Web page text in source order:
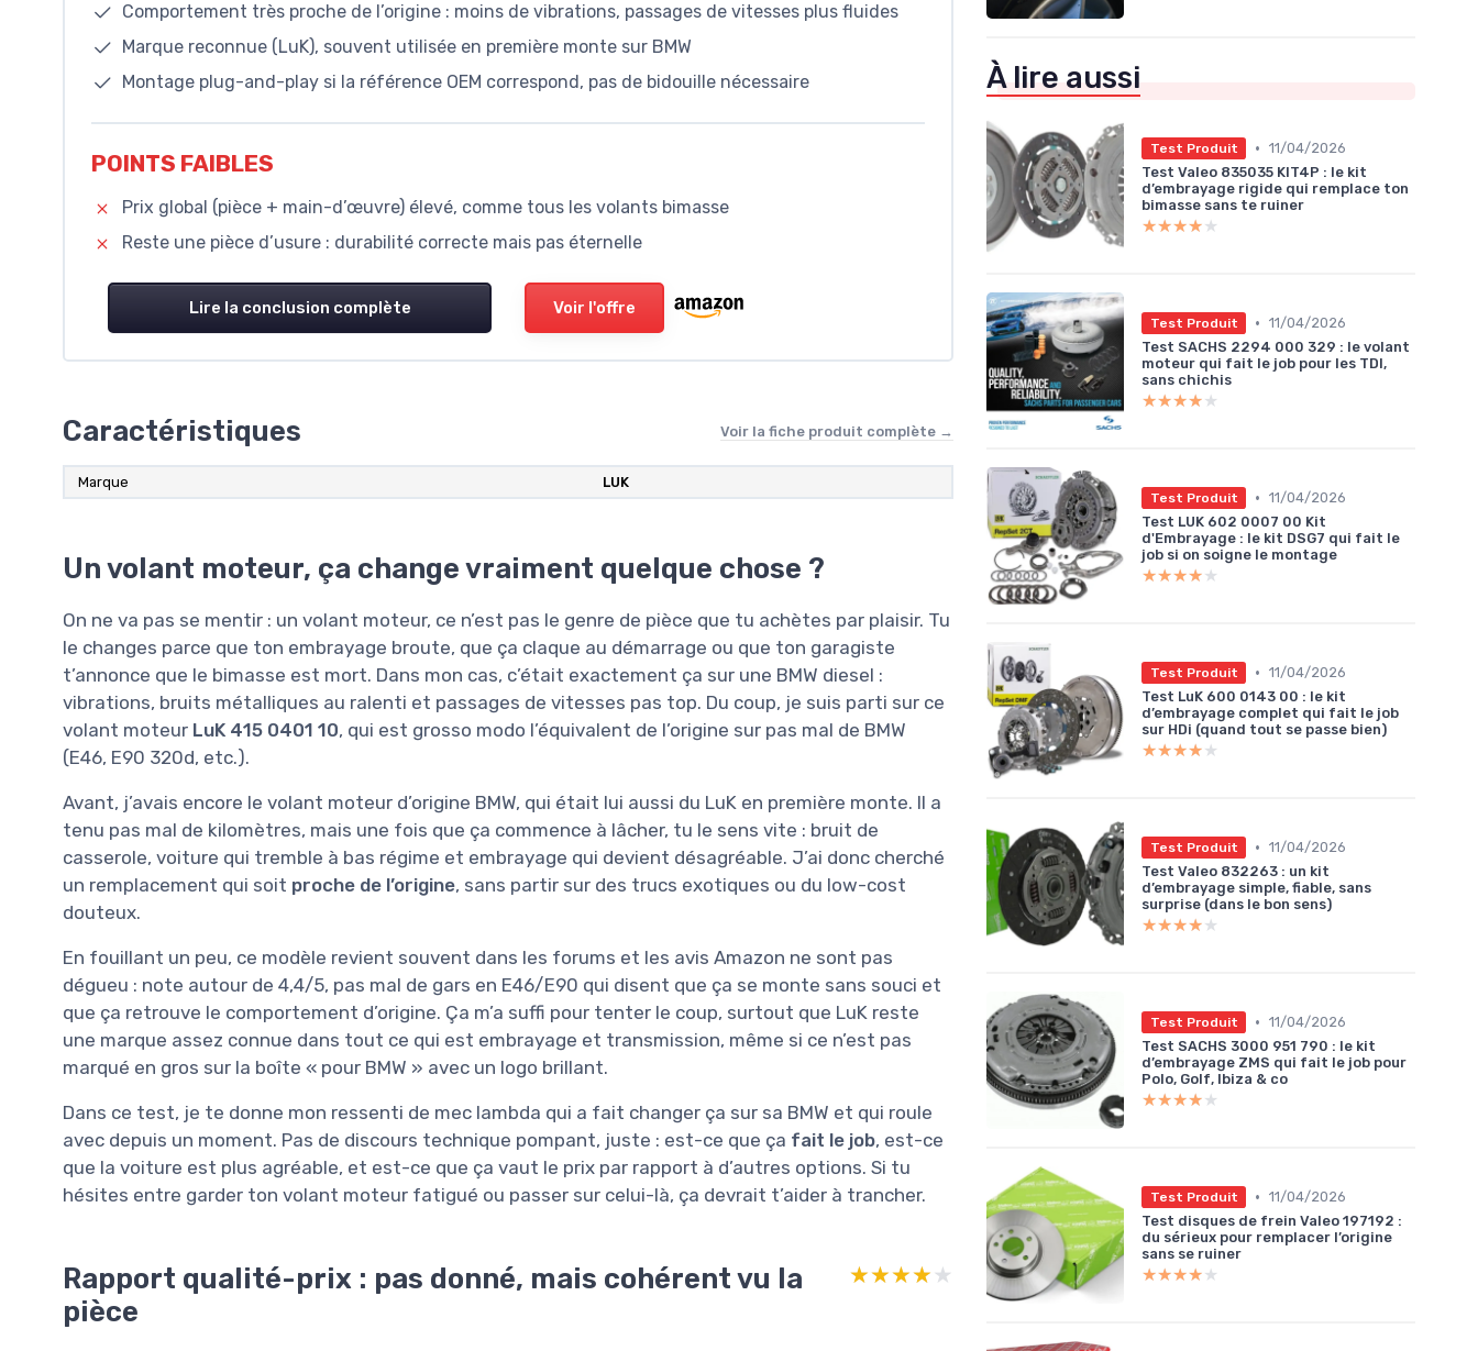
Comportement très proche de l’origine : moins de vibrations, passages de vitesses plus fluides
Marque reconnue (LuK), souvent utilisée en première monte sur BMW
Montage plug-and-play si la référence OEM correspond, pas de bidouille nécessaire
POINTS FAIBLES
Prix global (pièce + main-d’œuvre) élevé, comme tous les volants bimasse
Reste une pièce d’usure : durabilité correcte mais pas éternelle
Lire la conclusion complète Voir l'offre
Caractéristiques Voir la fiche produit complète →
Marque ‎LUK
Un volant moteur, ça change vraiment quelque chose ?
On ne va pas se mentir : un volant moteur, ce n’est pas le genre de pièce que tu achètes par plaisir. Tu
le changes parce que ton embrayage broute, que ça claque au démarrage ou que ton garagiste
t’annonce que le bimasse est mort. Dans mon cas, c’était exactement ça sur une BMW diesel :
vibrations, bruits métalliques au ralenti et passages de vitesses pas top. Du coup, je suis parti sur ce
volant moteur LuK 415 0401 10, qui est grosso modo l’équivalent de l’origine sur pas mal de BMW
(E46, E90 320d, etc.).
Avant, j’avais encore le volant moteur d’origine BMW, qui était lui aussi du LuK en première monte. Il a
tenu pas mal de kilomètres, mais une fois que ça commence à lâcher, tu le sens vite : bruit de
casserole, voiture qui tremble à bas régime et embrayage qui devient désagréable. J’ai donc cherché
un remplacement qui soit proche de l’origine, sans partir sur des trucs exotiques ou du low-cost
douteux.
En fouillant un peu, ce modèle revient souvent dans les forums et les avis Amazon ne sont pas
dégueu : note autour de 4,4/5, pas mal de gars en E46/E90 qui disent que ça se monte sans souci et
que ça retrouve le comportement d’origine. Ça m’a suffi pour tenter le coup, surtout que LuK reste
une marque assez connue dans tout ce qui est embrayage et transmission, même si ce n’est pas
marqué en gros sur la boîte « pour BMW » avec un logo brillant.
Dans ce test, je te donne mon ressenti de mec lambda qui a fait changer ça sur sa BMW et qui roule
avec depuis un moment. Pas de discours technique pompant, juste : est-ce que ça fait le job, est-ce
que la voiture est plus agréable, et est-ce que ça vaut le prix par rapport à d’autres options. Si tu
hésites entre garder ton volant moteur fatigué ou passer sur celui-là, ça devrait t’aider à trancher.
Rapport qualité-prix : pas donné, mais cohérent vu la
pièce
★★★★★
★★★★★
À lire aussi
Test Produit • 11/04/2026
Test Valeo 835035 KIT4P : le kit
d’embrayage rigide qui remplace ton
bimasse sans te ruiner
★★★★★
★★★★★
Test Produit • 11/04/2026
Test SACHS 2294 000 329 : le volant
moteur qui fait le job pour les TDI,
sans chichis
★★★★★
★★★★★
Test Produit • 11/04/2026
Test LUK 602 0007 00 Kit
d'Embrayage : le kit DSG7 qui fait le
job si on soigne le montage
★★★★★
★★★★★
Test Produit • 11/04/2026
Test LuK 600 0143 00 : le kit
d’embrayage complet qui fait le job
sur HDi (quand tout se passe bien)
★★★★★
★★★★★
Test Produit • 11/04/2026
Test Valeo 832263 : un kit
d’embrayage simple, fiable, sans
surprise (dans le bon sens)
★★★★★
★★★★★
Test Produit • 11/04/2026
Test SACHS 3000 951 790 : le kit
d’embrayage ZMS qui fait le job pour
Polo, Golf, Ibiza & co
★★★★★
★★★★★
Test Produit • 11/04/2026
Test disques de frein Valeo 197192 :
du sérieux pour remplacer l’origine
sans se ruiner
★★★★★
★★★★★